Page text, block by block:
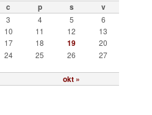
c p s v
okt »
3 4 5
6
10 11 12
13
17 18 19
20
24 25 26
27